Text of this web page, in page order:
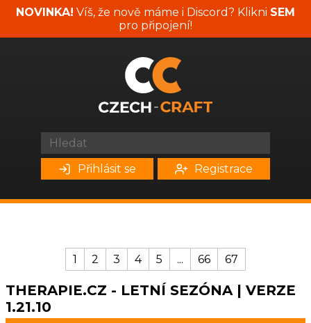
NOVINKA! Víš, že nově máme i Discord? Klikni SEM
pro připojení!
Přihlásit se Registrace
1 2 3 4 5 ... 66 67
THERAPIE.CZ - LETNÍ SEZÓNA | VERZE
1.21.10